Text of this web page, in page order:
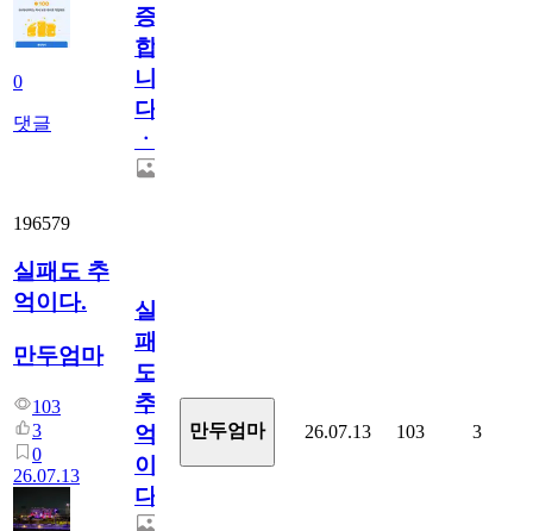
0
댓글
증
합
니
다
ㆍ
196579
실패도 추
억이다.
만두엄마
103
3
0
26.07.13
실
패
도
추
억
이
다.
만두엄마 26.07.13 103 3